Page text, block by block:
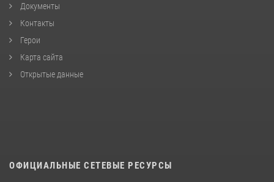
Документы
Контакты
Герои
Карта сайта
Открытые данные
ОФИЦИАЛЬНЫЕ СЕТЕВЫЕ РЕСУРСЫ